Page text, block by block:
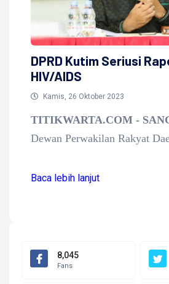
DPRD Kutim Seriusi
HIV/AIDS
Kamis, 26 Oktober 2023
TITIKWARTA.COM -
Dewan Perwakilan Rakyat
Baca lebih lanjut
8,045
Fans